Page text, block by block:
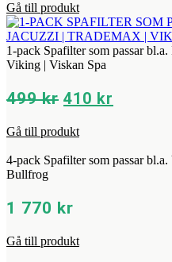
priset
var:
1
497 kr.
är:
1
Gå till produkt
1-pack Spafilter som passar
Viking | Viskan Spa
499kr Det
priset
var:
410 kr
är:
Gå till produkt
4-pack Spafilter som passar
Bullfrog
1 770 kr
Gå till produkt